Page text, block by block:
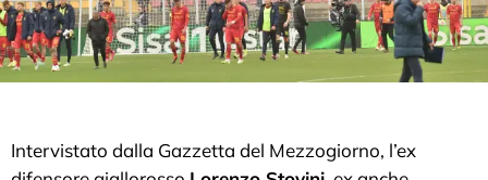
Intervistato dalla Gazzetta del Mezzogiorno, l’ex